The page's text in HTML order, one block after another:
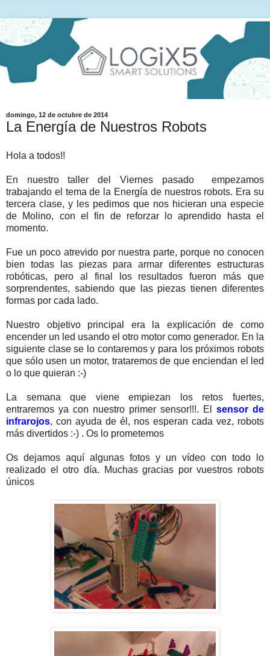
domingo, 12 de octubre de 2014
La Energía de Nuestros Robots
Hola a todos!!
En nuestro taller del Viernes pasado empezamos
trabajando el tema de la Energía de nuestros robots. Era su
tercera clase, y les pedimos que nos hicieran una especie
de Molino, con el fin de reforzar lo aprendido hasta el
momento.
Fue un poco atrevido por nuestra parte, porque no conocen
bien todas las piezas para armar diferentes estructuras
robóticas, pero al final los resultados fueron más que
sorprendentes, sabiendo que las piezas tienen diferentes
formas por cada lado.
Nuestro objetivo principal era la explicación de como
encender un led usando el otro motor como generador. En la
siguiente clase se lo contaremos y para los próximos robots
que sólo usen un motor, trataremos de que enciendan el led
o lo que quieran :-)
La semana que viene empiezan los retos fuertes,
entraremos ya con nuestro primer sensor!!!. El sensor de
infrarojos, con ayuda de él, nos esperan cada vez, robots
más divertidos :-) . Os lo prometemos
Os dejamos aquí algunas fotos y un vídeo con todo lo
realizado el otro día. Muchas gracias por vuestros robots
únicos